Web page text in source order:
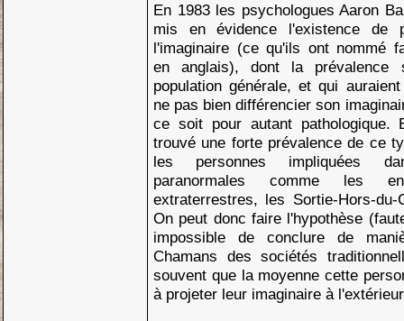
En 1983 les psychologues Aaron
mis en évidence l'existence de
l'imaginaire (ce qu'ils ont nommé
en anglais), dont la
population générale, et qui
ne pas bien différencier son
ce soit pour autant pathologique.
trouvé une forte prévalence de ce
les personnes impliquées
paranormales comme les
extraterrestres, les Sortie-Hors-
On peut donc faire l'hypothèse
impossible de conclure de
Chamans des sociétés
souvent que la moyenne cette
à projeter leur imaginaire à